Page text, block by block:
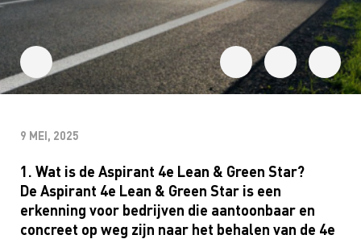
9 MEI, 2025
1. Wat is de Aspirant 4e Lean & Green Star?
De Aspirant 4e Lean & Green Star is een
erkenning voor bedrijven die aantoonbaar en
concreet op weg zijn naar het behalen van de 4e